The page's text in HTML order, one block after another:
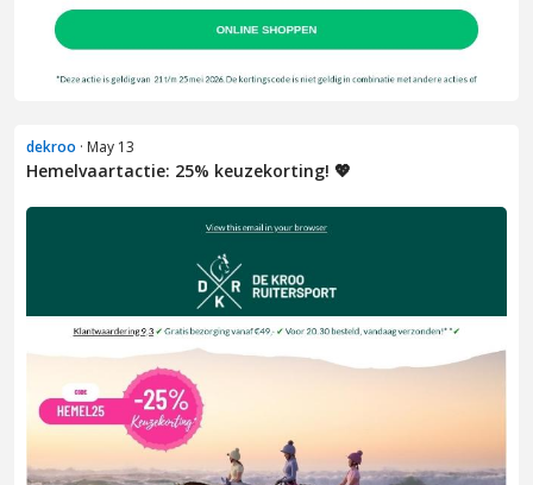
dekroo · May 13
Hemelvaartactie: 25% keuzekorting! 💖